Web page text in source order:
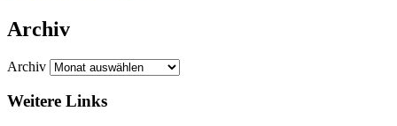
Archiv
Archiv
Weitere Links